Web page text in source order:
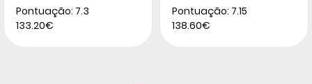
Pontuação: 7.3
133.20€
Pontuação: 7.15
138.60€